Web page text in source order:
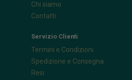
Chi siamo
Contatti
Servizio Clienti
Termini e Condizioni
Spedizione e Consegna
Resi